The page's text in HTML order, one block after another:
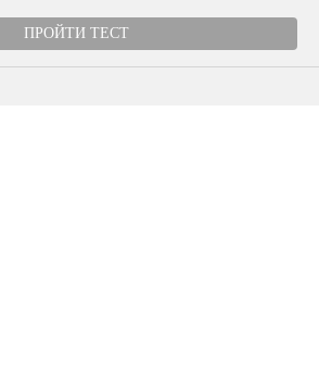
ПРОЙТИ ТЕСТ